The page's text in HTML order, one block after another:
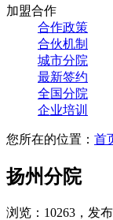
加盟合作
合作政策
合伙机制
城市分院
最新签约
全国分院
企业培训
您所在的位置： 首
扬州分院
浏览：10263，发